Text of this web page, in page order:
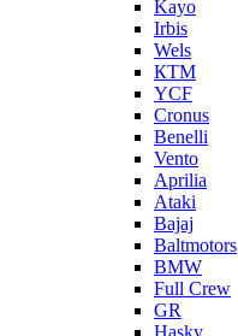
Kayo
Irbis
Wels
КТМ
YCF
Cronus
Benelli
Vento
Aprilia
Ataki
Bajaj
Baltmotors
BMW
Full Crew
GR
Hasky